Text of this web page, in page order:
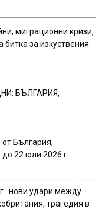
миграционни кризи,
за изкуствения
БЪЛГАРИЯ,
България,
22 юли 2026 г.
нови удари между
трагедия в